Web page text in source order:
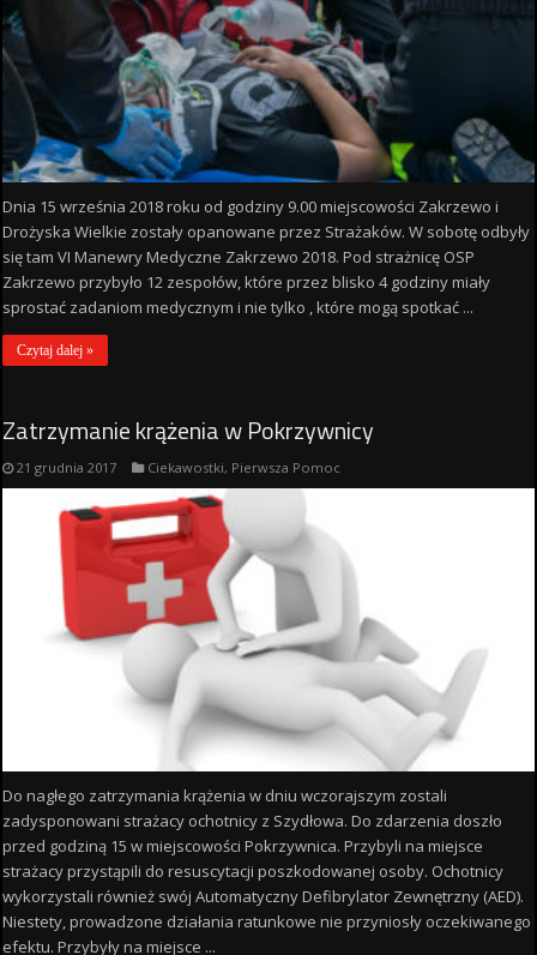
Dnia 15 września 2018 roku od godziny 9.00 miejscowości Zakrzewo i
Drożyska Wielkie zostały opanowane przez Strażaków. W sobotę odbyły
się tam VI Manewry Medyczne Zakrzewo 2018. Pod strażnicę OSP
Zakrzewo przybyło 12 zespołów, które przez blisko 4 godziny miały
sprostać zadaniom medycznym i nie tylko , które mogą spotkać ...
Czytaj dalej »
Zatrzymanie krążenia w Pokrzywnicy
21 grudnia 2017 Ciekawostki, Pierwsza Pomoc
Do nagłego zatrzymania krążenia w dniu wczorajszym zostali
zadysponowani strażacy ochotnicy z Szydłowa. Do zdarzenia doszło
przed godziną 15 w miejscowości Pokrzywnica. Przybyli na miejsce
strażacy przystąpili do resuscytacji poszkodowanej osoby. Ochotnicy
wykorzystali również swój Automatyczny Defibrylator Zewnętrzny (AED).
Niestety, prowadzone działania ratunkowe nie przyniosły oczekiwanego
efektu. Przybyły na miejsce ...